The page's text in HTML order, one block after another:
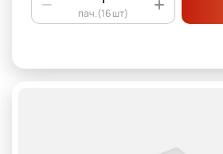
пач.(16 шт)